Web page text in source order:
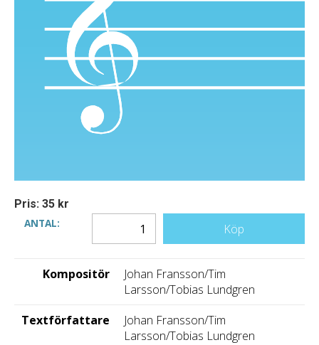
Pris: 35 kr
ANTAL:
Köp
Kompositör
Johan Fransson/Tim
Larsson/Tobias Lundgren
Textförfattare
Johan Fransson/Tim
Larsson/Tobias Lundgren